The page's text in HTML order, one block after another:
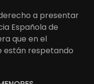
a presentar
Española de
que en el
están respetando